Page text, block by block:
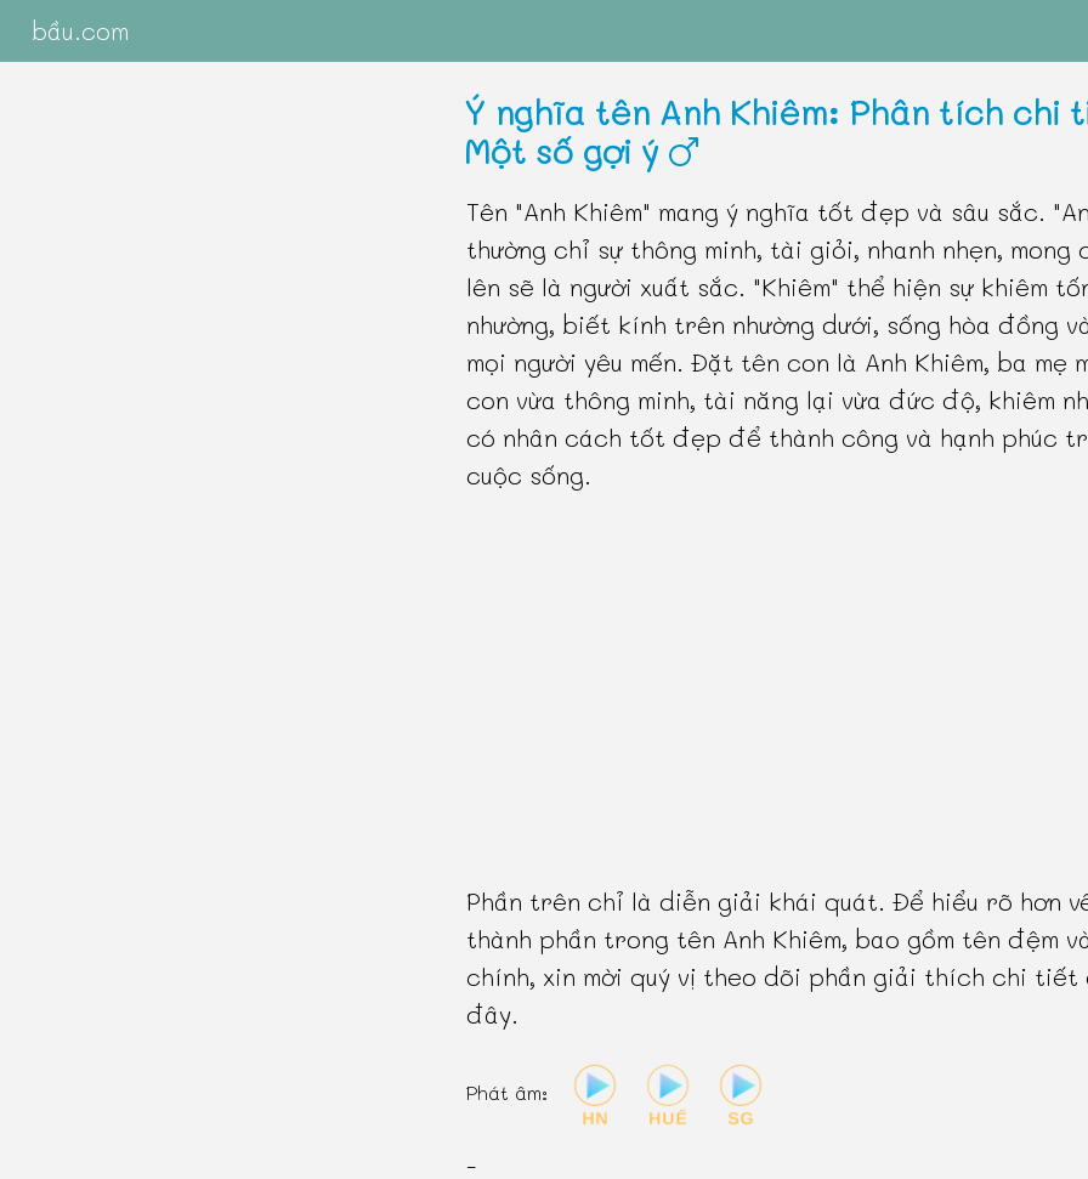
bầu.com
Ý nghĩa tên Anh Khiêm: Phân tích chi
Một số gợi ý
Tên "Anh Khiêm" mang ý nghĩa tốt đẹp và sâu sắc.
thường chỉ sự thông minh, tài giỏi, nhanh nhẹn, mong
lên sẽ là người xuất sắc. "Khiêm" thể hiện sự khiêm
nhường, biết kính trên nhường dưới, sống hòa đồng
mọi người yêu mến. Đặt tên con là Anh Khiêm, ba mẹ
con vừa thông minh, tài năng lại vừa đức độ, khiêm
có nhân cách tốt đẹp để thành công và hạnh phúc
cuộc sống.
Phần trên chỉ là diễn giải khái quát. Để hiểu rõ hơn
thành phần trong tên Anh Khiêm, bao gồm tên đệm
chính, xin mời quý vị theo dõi phần giải thích chi tiết
đây.
Phát âm:
-